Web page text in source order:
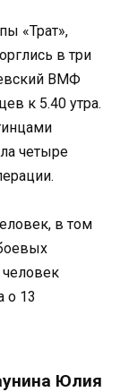
«Трат»,
в три
ВМФ
к 5.40 утра.
четыре
в том
человек
о 13
Юлия